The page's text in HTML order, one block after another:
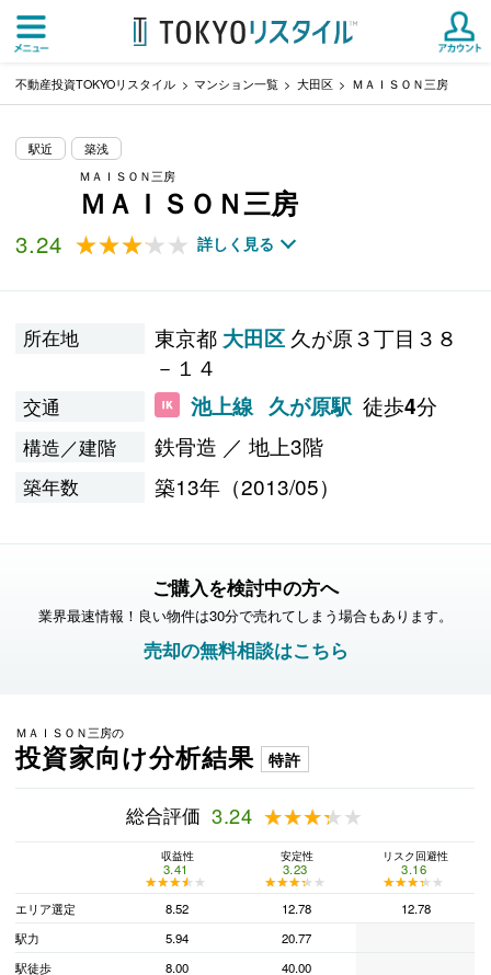
不動産投資TOKYOリスタイル マンション一覧 大田区 ＭＡＩＳＯＮ三房
駅近
築浅
ＭＡＩＳＯＮ三房
ＭＡＩＳＯＮ三房
3.24 ★★★★★
★★★★★ 詳しく見る
所在地 東京都 大田区 久が原３丁目３８
－１４
交通 池上線 久が原駅 徒歩4分
構造／建階 鉄骨造 ／ 地上3階
築年数 築13年（2013/05）
ご購入を検討中の方へ
業界最速情報！良い物件は30分で売れてしまう場合もあります。
売却の無料相談はこちら
ＭＡＩＳＯＮ三房の
投資家向け分析結果 特許
総合評価 3.24 ★★★★★
★★★★★
収益性
3.41
★★★★★
★★★★★
安定性
3.23
★★★★★
★★★★★
リスク回避性
3.16
★★★★★
★★★★★
エリア選定
8.52 12.78
12.78
駅力
5.94
20.77
駅徒歩
8.00
40.00